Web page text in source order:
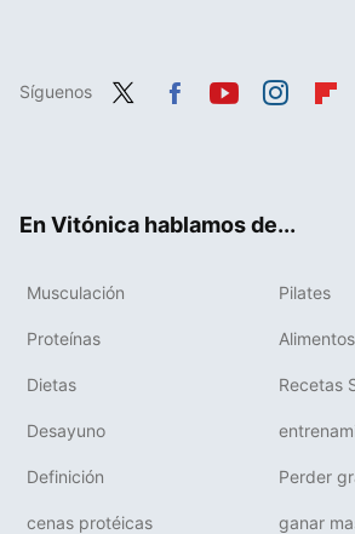
Síguenos
En Vitónica hablamos de...
Musculación Pilates
Proteínas Alimentos
Dietas Recetas
Desayuno
Definición Perder
cenas protéicas ganar